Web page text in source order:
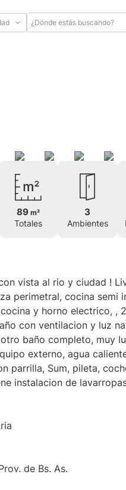
89 m²
Totales
3
Ambientes
vista al rio y ciudad !
perimetral, cocina semi
y horno electrico, ,
con ventilacion y luz
baño completo, muy
externo, agua
parrilla, Sum, pileta,
instalacion de
de Bs. As.